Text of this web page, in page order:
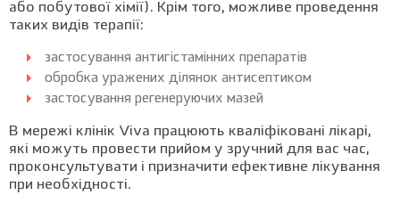
або побутової хімії). Крім того, можливе проведення
таких видів терапії:
застосування антигістамінних препаратів
обробка уражених ділянок антисептиком
застосування регенеруючих мазей
В мережі клінік Viva працюють кваліфіковані лікарі,
які можуть провести прийом у зручний для вас час,
проконсультувати і призначити ефективне лікування
при необхідності.